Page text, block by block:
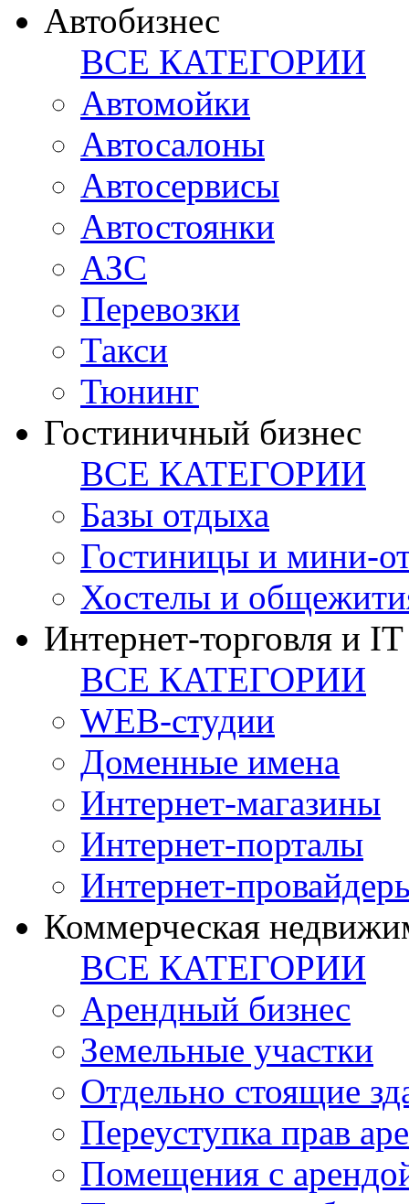
Автобизнес
ВСЕ КАТЕГОРИИ
Автомойки
Автосалоны
Автосервисы
Автостоянки
АЗС
Перевозки
Такси
Тюнинг
Гостиничный бизнес
ВСЕ КАТЕГОРИИ
Базы отдыха
Гостиницы и мини-
Хостелы и
Интернет-торговля и IT
ВСЕ КАТЕГОРИИ
WEB-студии
Доменные имена
Интернет-магазины
Интернет-порталы
Интернет-
Коммерческая
ВСЕ КАТЕГОРИИ
Арендный бизнес
Земельные участки
Отдельно стоящие
Переуступка прав
Помещения с